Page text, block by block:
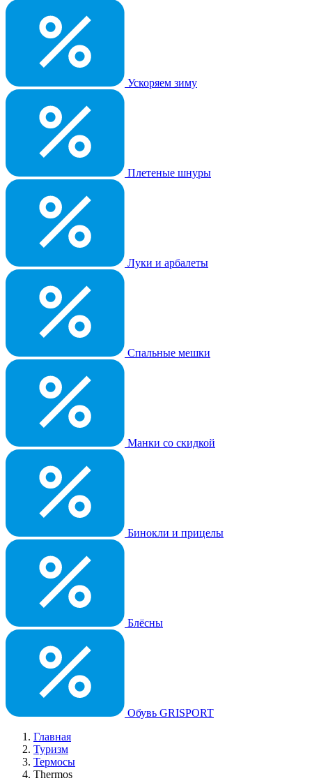
Ускоряем зиму
Плетеные шнуры
Луки и арбалеты
Спальные мешки
Манки со скидкой
Бинокли и прицелы
Блёсны
Обувь GRISPORT
Главная
Туризм
Термосы
Thermos